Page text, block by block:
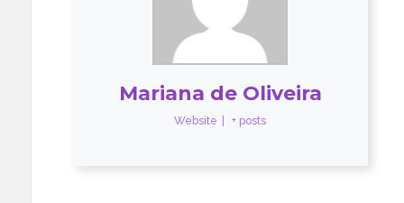
Mariana de Oliveira
Website + posts